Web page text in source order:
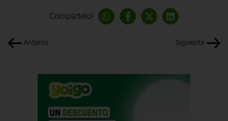
Compártelo!
Anterior Siguiente